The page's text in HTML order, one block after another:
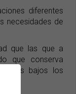
diferentes
necesidades de
que las que a
que conserva
más bajos los